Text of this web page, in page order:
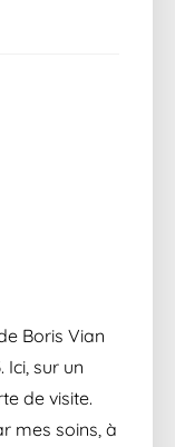
Boris Vian
Ici, sur un
de visite.
mes soins, à